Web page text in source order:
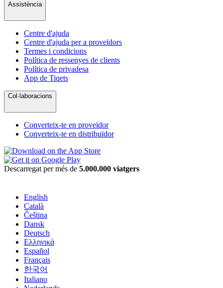
Assistència
Centre d'ajuda
Centre d'ajuda per a proveïdors
Termes i condicions
Política de ressenyes de clients
Política de privadesa
App de Tiqets
Col·laboracions
Converteix-te en proveïdor
Converteix-te en distribuïdor
Descarregat per més de 5.000.000 viatgers
English
Català
Čeština
Dansk
Deutsch
Ελληνικά
Español
Français
한국어
Italiano